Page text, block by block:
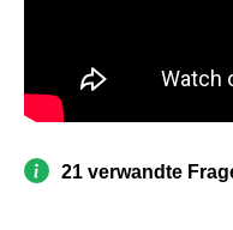
21 verwandte